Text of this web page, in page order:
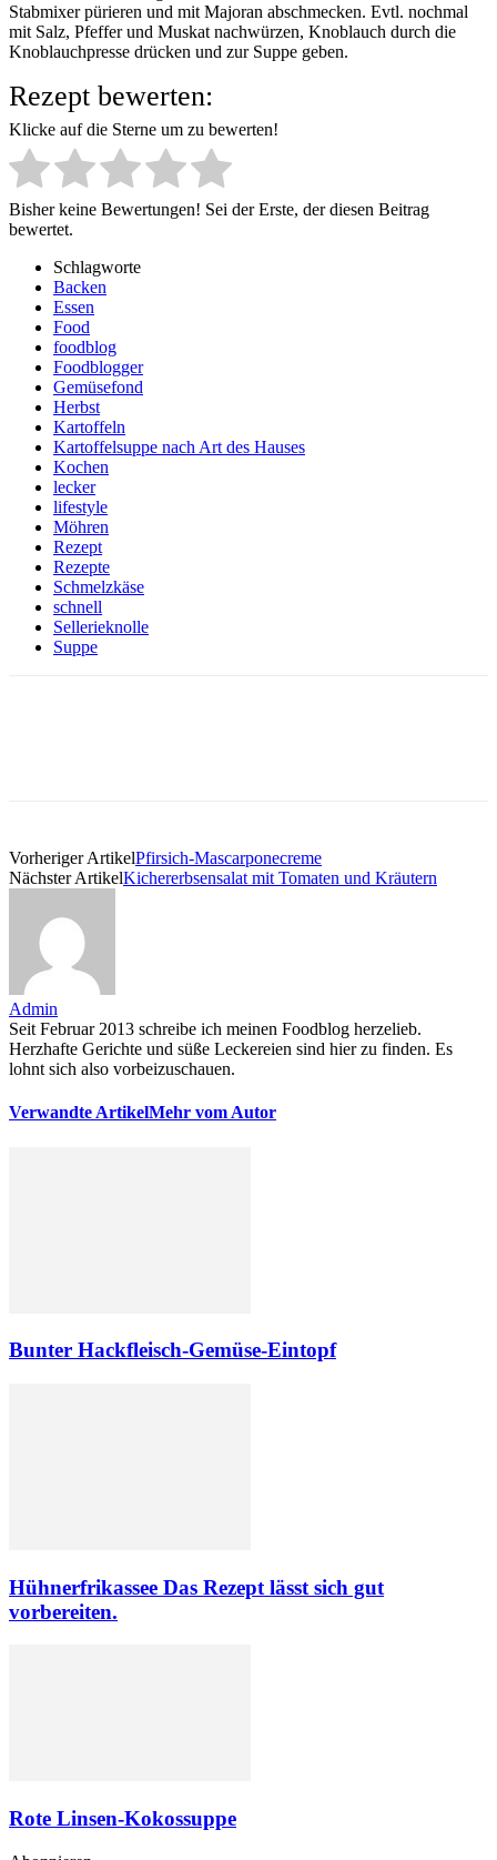
Stabmixer pürieren und mit Majoran abschmecken. Evtl. nochmal
mit Salz, Pfeffer und Muskat nachwürzen, Knoblauch durch die
Knoblauchpresse drücken und zur Suppe geben.
Rezept bewerten:
Klicke auf die Sterne um zu bewerten!
Bisher keine Bewertungen! Sei der Erste, der diesen Beitrag
bewertet.
Schlagworte
Backen
Essen
Food
foodblog
Foodblogger
Gemüsefond
Herbst
Kartoffeln
Kartoffelsuppe nach Art des Hauses
Kochen
lecker
lifestyle
Möhren
Rezept
Rezepte
Schmelzkäse
schnell
Sellerieknolle
Suppe
Vorheriger ArtikelPfirsich-Mascarponecreme
Nächster ArtikelKichererbsensalat mit Tomaten und Kräutern
Admin
Seit Februar 2013 schreibe ich meinen Foodblog herzelieb.
Herzhafte Gerichte und süße Leckereien sind hier zu finden. Es
lohnt sich also vorbeizuschauen.
Verwandte ArtikelMehr vom Autor
Bunter Hackfleisch-Gemüse-Eintopf
Hühnerfrikassee Das Rezept lässt sich gut
vorbereiten.
Rote Linsen-Kokossuppe